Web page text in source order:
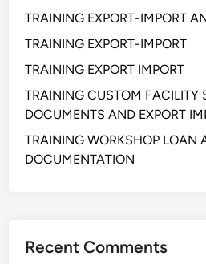
TRAINING EXPORT-IMPORT
TRAINING EXPORT-IMPORT
TRAINING EXPORT IMPORT
TRAINING CUSTOM FACILITY
DOCUMENTS AND EXPORT
TRAINING WORKSHOP LOAN
DOCUMENTATION
Recent Comments